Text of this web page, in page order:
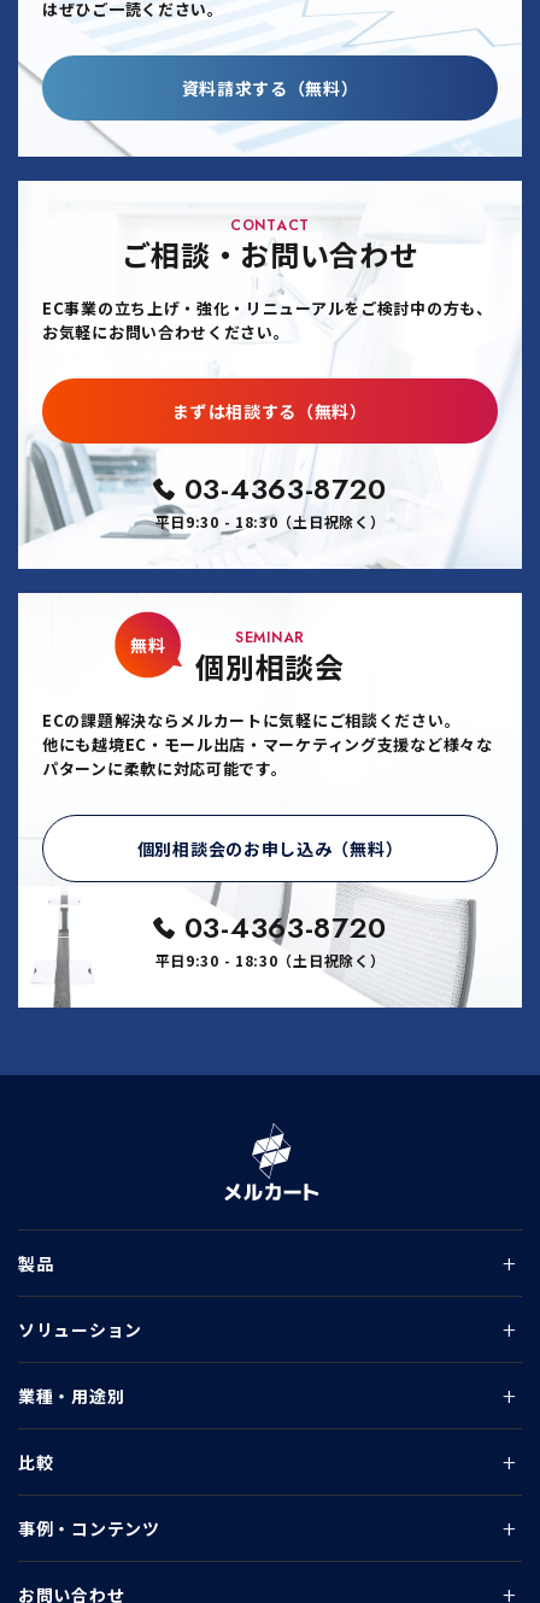
はぜひご一読ください。
資料請求する（無料）
CONTACT
ご相談・お問い合わせ
EC事業の立ち上げ・強化・リニューアルをご検討中の方も、
お気軽にお問い合わせください。
まずは相談する（無料）
03-4363-8720
平日9:30 - 18:30（土日祝除く）
SEMINAR
個別相談会
無料
ECの課題解決ならメルカートに気軽にご相談ください。
他にも越境EC・モール出店・マーケティング支援など様々な
パターンに柔軟に対応可能です。
個別相談会のお申し込み（無料）
03-4363-8720
平日9:30 - 18:30（土日祝除く）
製品
ソリューション
業種・用途別
比較
事例・コンテンツ
お問い合わせ